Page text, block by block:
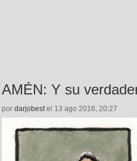
AMÉN: Y su
por darjobestel 13 ago 2016, 20:27